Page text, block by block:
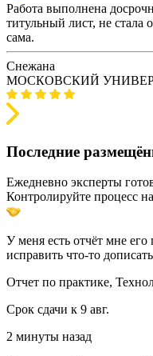
Работа выполнена
титульный лист, не стала
сама.
Снежана
МОСКОВСКИЙ
Последние
Ежедневно эксперты
Контролируйте процесс
У меня есть отчёт мне
исправить что-то дописать
Отчет по практике,
Срок сдачи к 9 авг.
2 минуты назад